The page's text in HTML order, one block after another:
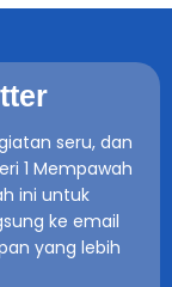
seru, dan
1 Mempawah
ini untuk
ke email
yang lebih